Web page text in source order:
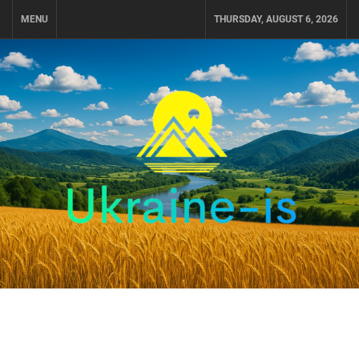
MENU THURSDAY, AUGUST 6, 2026
UKRAINE-IS
ПОДОРОЖI ПО УКРАЇНІ